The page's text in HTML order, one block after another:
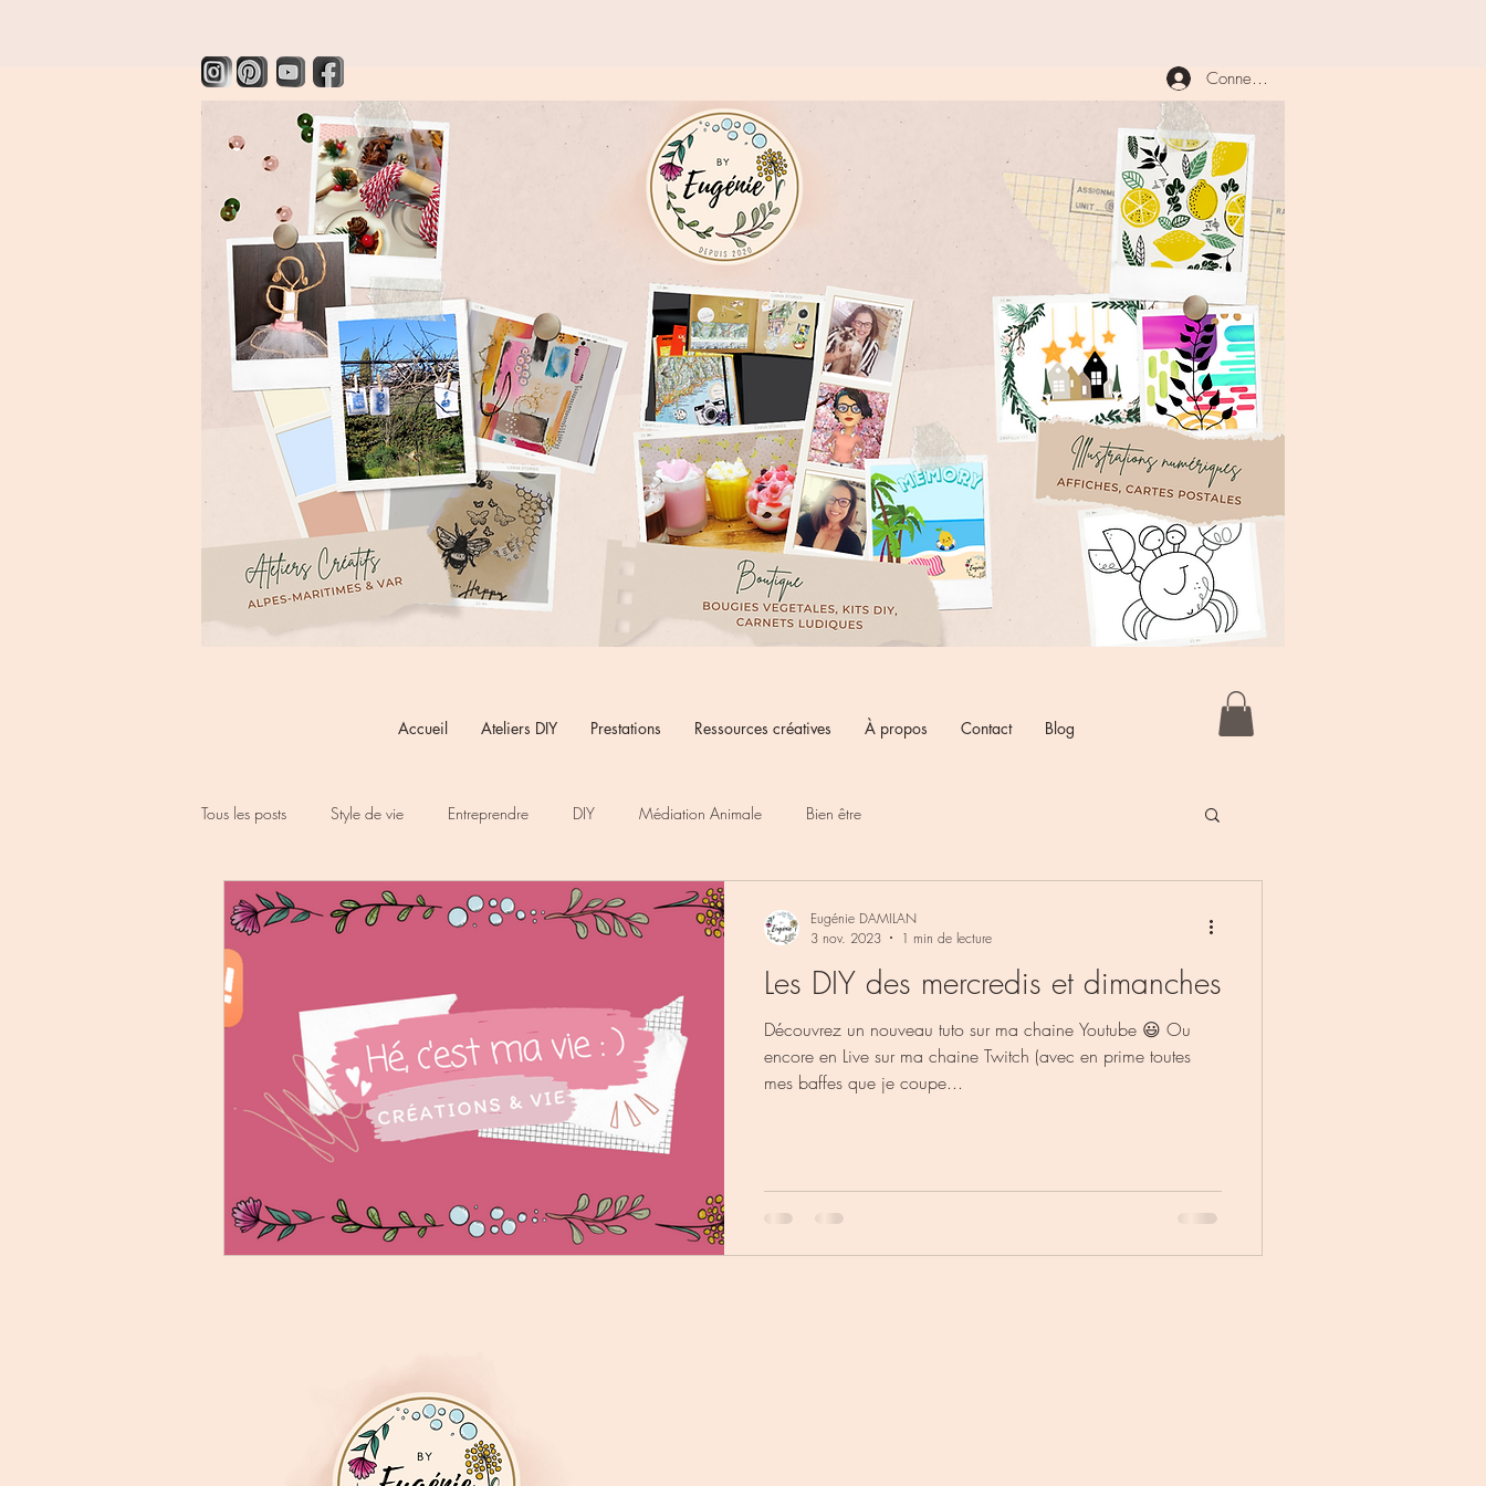
Connexion
Accueil Ateliers DIY Prestations Ressources créatives À propos Contact Blog
Tous les posts Style de vie Entreprendre DIY Médiation Animale Bien être
Les DIY des mercredis et dimanches
Découvrez un nouveau tuto sur ma chaine Youtube 😃 Ou
encore en Live sur ma chaine Twitch (avec en prime toutes
mes baffes que je coupe...
Eugénie DAMILAN
3 nov. 2023
1 min de lecture